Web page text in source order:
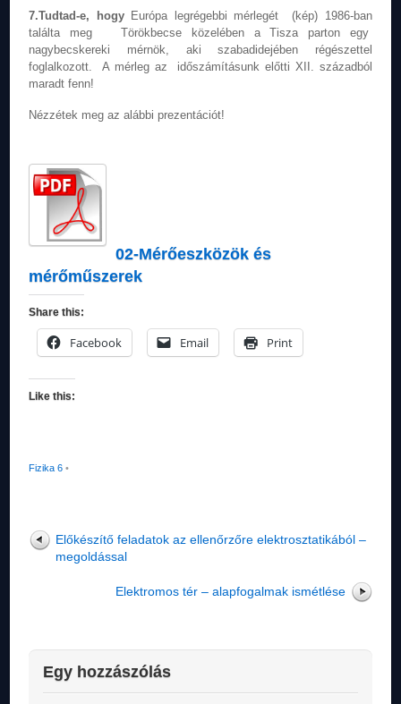
7.Tudtad-e, hogyEurópa legrégebbi mérlegét (kép) 1986-ban
találta meg Törökbecse közelében a Tisza parton egy
nagybecskereki mérnök, aki szabadidejében régészettel
foglalkozott. A mérleg az időszámításunk előtti XII. századból
maradt fenn!
Nézzétek meg az alábbi prezentációt!
02-Mérőeszközök és
mérőműszerek
Share this:
Facebook Email Print
Like this:
Fizika 6 •
Előkészítő feladatok az ellenőrzőre elektrosztatikából –
megoldással
Elektromos tér – alapfogalmak ismétlése
Egy hozzászólás